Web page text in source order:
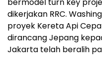
dikerjakan RRC.
proyek Kereta Api
dirancang Jepang
Jakarta telah beralih